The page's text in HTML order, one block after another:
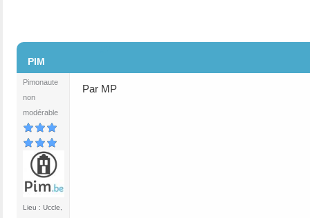
PIM
Pimonaute
non
modérable
Lieu : Uccle,
Par MP